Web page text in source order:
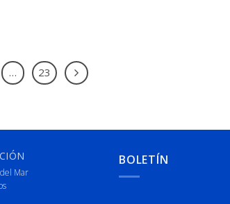
… 23
Mar
BOLETÍN